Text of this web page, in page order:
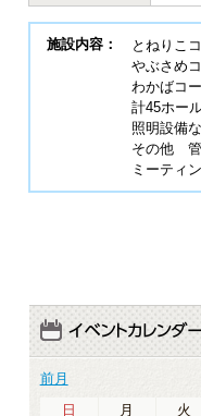
施設内容：
とねりこ
やぶさめ
わかばコ
計45ホー
照明設備
その他 管
ミーティ
前月
日
月 火